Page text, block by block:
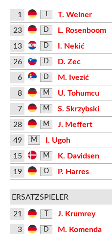
1
T. Weiner
23
D L. Rosenboom
13 D
I. Nekić
26
D D. Zec
6 D
M. Ivezić
8
M U. Tohumcu
7 M S. Skrzybski
28 M
J. Meffert
49
M I. Ugoh
15 M K. Davidsen
19 O P. Harres
ERSATZSPIELER
21
J. Krumrey
3
D
M. Komenda